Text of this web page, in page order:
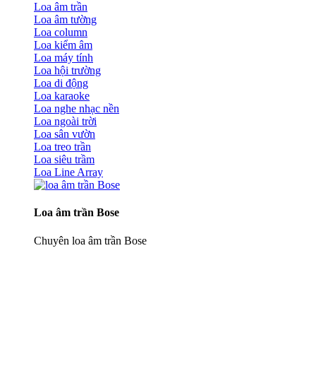
Loa âm trần
Loa âm tường
Loa column
Loa kiểm âm
Loa máy tính
Loa hội trường
Loa di động
Loa karaoke
Loa nghe nhạc nền
Loa ngoài trời
Loa sân vườn
Loa treo trần
Loa siêu trầm
Loa Line Array
Loa âm trần Bose
Chuyên loa âm trần Bose